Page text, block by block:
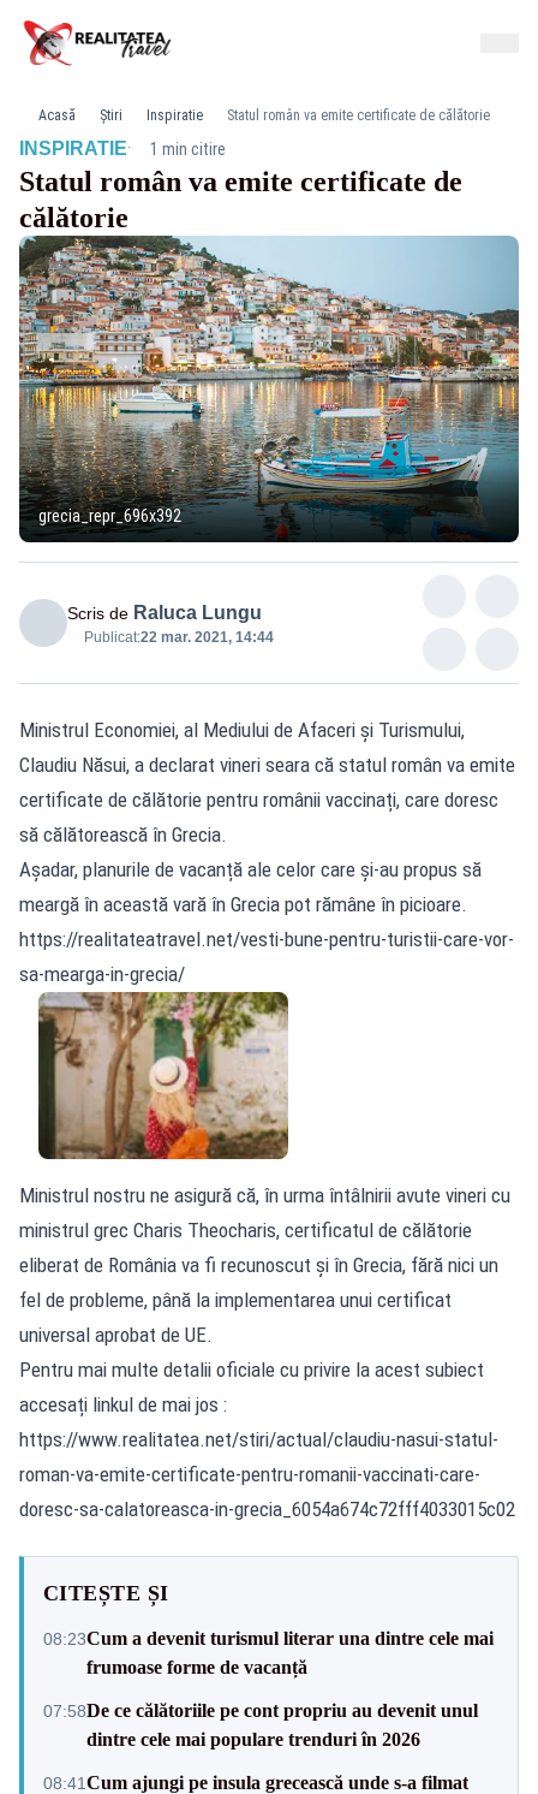
Acasă Știri Inspiratie Statul român va emite certificate de călătorie
INSPIRATIE· 1 min citire
Statul român va emite certificate de
călătorie
grecia_repr_696x392
Scris de Raluca Lungu
Publicat:22 mar. 2021, 14:44
Ministrul Economiei, al Mediului de Afaceri și Turismului,
Claudiu Năsui, a declarat vineri seara că statul român va emite
certificate de călătorie pentru românii vaccinați, care doresc
să călătorească în Grecia.
Așadar, planurile de vacanță ale celor care și-au propus să
meargă în această vară în Grecia pot rămâne în picioare.
https://realitateatravel.net/vesti-bune-pentru-turistii-care-vor-
sa-mearga-in-grecia/
Ministrul nostru ne asigură că, în urma întâlnirii avute vineri cu
ministrul grec Charis Theocharis, certificatul de călătorie
eliberat de România va fi recunoscut și în Grecia, fără nici un
fel de probleme, până la implementarea unui certificat
universal aprobat de UE.
Pentru mai multe detalii oficiale cu privire la acest subiect
accesați linkul de mai jos :
https://www.realitatea.net/stiri/actual/claudiu-nasui-statul-
roman-va-emite-certificate-pentru-romanii-vaccinati-care-
doresc-sa-calatoreasca-in-grecia_6054a674c72fff4033015c02
CITEȘTE ȘI
08:23Cum a devenit turismul literar una dintre cele mai
frumoase forme de vacanță
07:58De ce călătoriile pe cont propriu au devenit unul
dintre cele mai populare trenduri în 2026
08:41Cum ajungi pe insula grecească unde s-a filmat